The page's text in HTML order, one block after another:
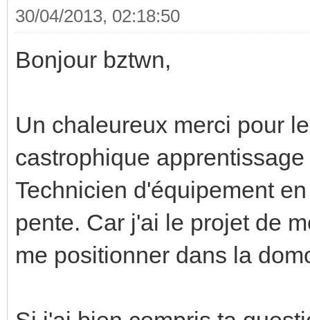
30/04/2013, 02:18:50
Bonjour bztwn,
Un chaleureux merci pour
castrophique
Technicien d'équipement
pente. Car j'ai le projet de
me positionner dans la